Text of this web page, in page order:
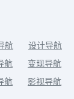
航 设计导航
航 变现导航
航 影视导航